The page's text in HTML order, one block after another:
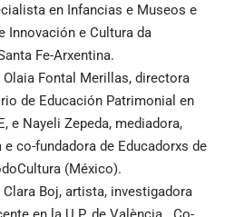
en Infancias e Museos e
Innovación e Cultura da
Fe-Arxentina.
Olaia Fontal Merillas, directora
de Educación Patrimonial en
e Nayeli Zepeda, mediadora,
e co-fundadora de Educadorxs de
(México).
Clara Boj, artista, investigadora